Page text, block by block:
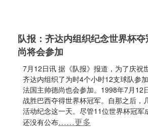
队报：齐达内组织纪念世界杯
尚将会参加
7月12日讯 据《队报》报道，为了庆祝
齐达内组织了为时4个小时12支球队参
法国主帅德尚也会参加。1998年7月12
战胜巴西夺得世界杯冠军。自那之后，
活动纪念这一天。尽管11位世界杯冠军
还没有公布……更多